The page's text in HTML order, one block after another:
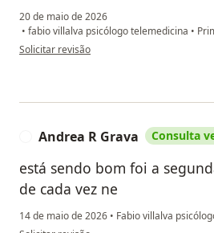
20 de maio de 2026
• fabio villalva psicólogo telemedicina •
na opinião do utilizador Emerson
Solicitar revisão
Andrea R Grava Consulta
está sendo bom foi a
de cada vez ne
14 de maio de 2026 • Fabio villalva
na opinião do utilizador Andrea R Grava